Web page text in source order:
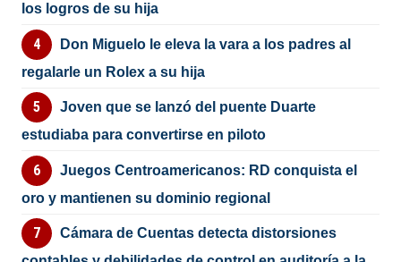
los logros de su hija
Don Miguelo le eleva la vara a los padres al
regalarle un Rolex a su hija
Joven que se lanzó del puente Duarte
estudiaba para convertirse en piloto
Juegos Centroamericanos: RD conquista el
oro y mantienen su dominio regional
Cámara de Cuentas detecta distorsiones